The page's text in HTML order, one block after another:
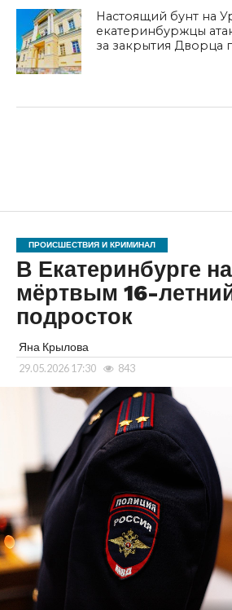
Настоящий бунт на
екатеринбуржцы
за закрытия Дворца
ПРОИСШЕСТВИЯ И КРИМИНАЛ
В Екатеринбурге
мёртвым 16-
подросток
Яна Крылова
29.05.2026 17:30 843